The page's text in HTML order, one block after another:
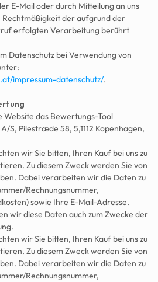
E-Mail oder durch Mitteilung an uns
der aufgrund der
erfolgten Verarbeitung berührt
Datenschutz bei Verwendung von
impressum-datenschutz/.
das Bewertungs-Tool
S, Pilestræde 58, 5,1112 Kopenhagen,
wir Sie bitten, Ihren Kauf bei uns zu
Zu diesem Zweck werden Sie von
Dabei verarbeiten wir die Daten zu
Rechnungsnummer,
sowie Ihre E-Mail-Adresse.
wir diese Daten auch zum Zwecke der
wir Sie bitten, Ihren Kauf bei uns zu
Zu diesem Zweck werden Sie von
Dabei verarbeiten wir die Daten zu
Rechnungsnummer,